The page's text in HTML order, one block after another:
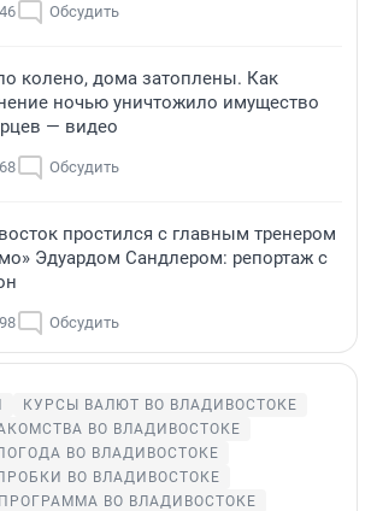
Обсудить
колено, дома затоплены. Как
ночью уничтожило имущество
— видео
Обсудить
простился с главным тренером
Эдуардом Сандлером: репортаж с
Обсудить
КУРСЫ ВАЛЮТ ВО ВЛАДИВОСТОКЕ
ВО ВЛАДИВОСТОКЕ
ВО ВЛАДИВОСТОКЕ
ВО ВЛАДИВОСТОКЕ
ВО ВЛАДИВОСТОКЕ